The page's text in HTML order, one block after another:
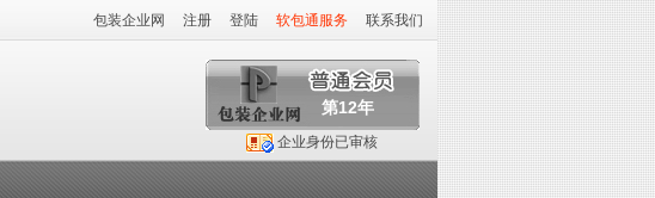
包装企业网 注册 登陆 软包通服务 联系我们
第12年
企业身份已审核